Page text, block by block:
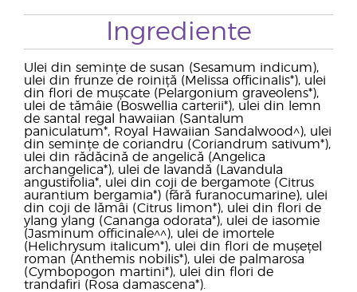
Ingrediente
Ulei din semințe de susan (Sesamum indicum),
ulei din frunze de roiniță (Melissa officinalis*), ulei
din flori de mușcate (Pelargonium graveolens*),
ulei de tămâie (Boswellia carterii*), ulei din lemn
de santal regal hawaiian (Santalum
paniculatum*, Royal Hawaiian Sandalwood^), ulei
din semințe de coriandru (Coriandrum sativum*),
ulei din rădăcină de angelică (Angelica
archangelica*), ulei de lavandă (Lavandula
angustifolia*, ulei din coji de bergamote (Citrus
aurantium bergamia*) (fără furanocumarine), ulei
din coji de lămâi (Citrus limon*), ulei din flori de
ylang ylang (Cananga odorata*), ulei de iasomie
(Jasminum officinale^^), ulei de imortele
(Helichrysum italicum*), ulei din flori de mușețel
roman (Anthemis nobilis*), ulei de palmarosa
(Cymbopogon martini*), ulei din flori de
trandafiri (Rosa damascena*).